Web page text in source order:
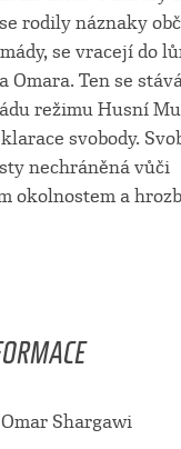
rodily náznaky
se vracejí do
Omara. Ten se
režimu Husní
svobody.
nechráněná vůči
okolnostem a
Omar Shargawi